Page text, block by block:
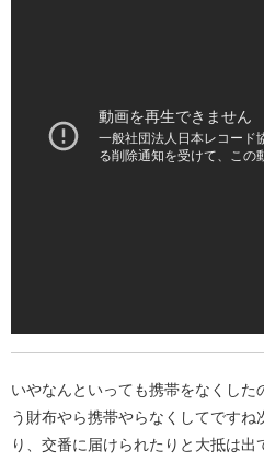
いやなんといっても携帯をなくした
う財布やら携帯やらなくしてですね
り、交番に届けられたりと大抵は